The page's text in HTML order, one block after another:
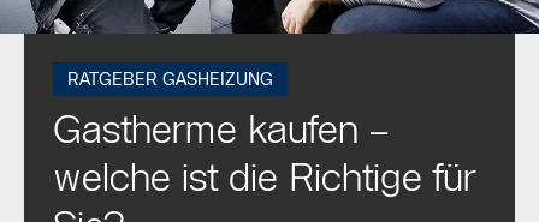
RATGEBER GASHEIZUNG
Gastherme kaufen –
welche ist die Richtige für